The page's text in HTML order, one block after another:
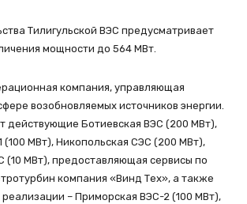
Тилигульской ВЭС предусматривает
мощности до 564 МВт.
компания, управляющая
возобновляемых источников энергии.
действующие Ботиевская ВЭС (200 МВт),
(100 МВт), Никопольская СЭС (200 МВт),
(10 МВт), предоставляющая сервисы по
компания «Винд Тех», а также
– Приморская ВЭС-2 (100 МВт),